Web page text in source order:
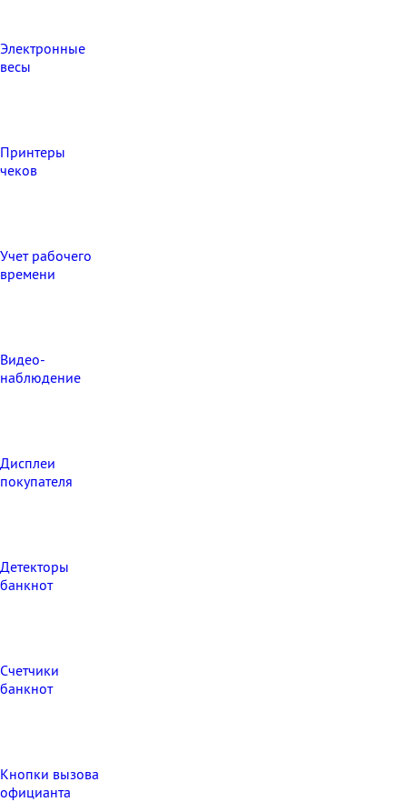
Электронные
весы
Принтеры
чеков
Учет рабочего
времени
Видео‑
наблюдение
Дисплеи
покупателя
Детекторы
банкнот
Счетчики
банкнот
Кнопки вызова
официанта